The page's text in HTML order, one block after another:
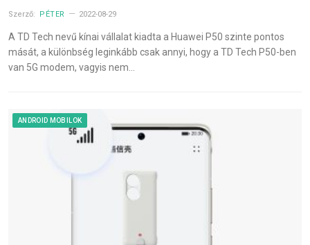
Szerző: PÉTER 2022-08-29
A TD Tech nevű kínai vállalat kiadta a Huawei P50 szinte pontos
mását, a különbség leginkább csak annyi, hogy a TD Tech P50-ben
van 5G modem, vagyis nem…
ANDROID MOBILOK